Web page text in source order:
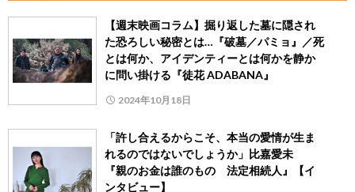
【週末映画コラム】掘り返した墓に隠され
た恐ろしい秘密とは…『破墓／パミョ』／死
とは何か、アイデンティーとは何かを静か
に問い掛ける『徒花 ADABANA』
2024年10月18日
「許し合えるからこそ、本当の愛情が生ま
れるのではないでしょうか」比嘉愛未
『親のお金は誰のもの 法定相続人』【イ
ンタビュー】